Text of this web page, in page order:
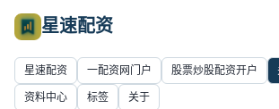
星速配资
星速配资 一配资网门户 股票炒股配资开户
资料中心 标签 关于